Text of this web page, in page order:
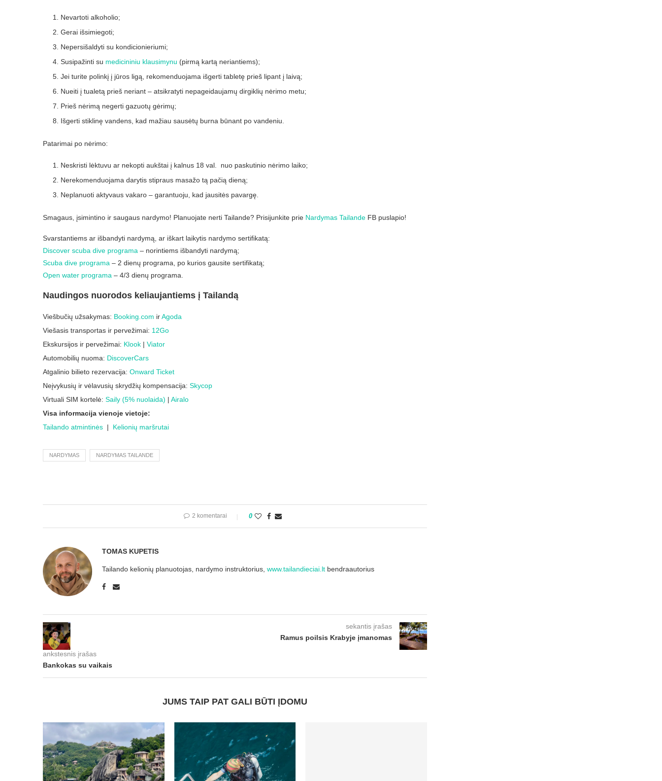
Nevartoti alkoholio;
Gerai išsimiegoti;
Nepersišaldyti su kondicionieriumi;
Susipažinti su medicininiu klausimynu (pirmą kartą neriantiems);
Jei turite polinkį į jūros ligą, rekomenduojama išgerti tabletę prieš lipant į laivą;
Nueiti į tualetą prieš neriant – atsikratyti nepageidaujamų dirgiklių nėrimo metu;
Prieš nėrimą negerti gazuotų gėrimų;
Išgerti stiklinę vandens, kad mažiau sausėtų burna būnant po vandeniu.
Patarimai po nėrimo:
Neskristi lėktuvu ar nekopti aukštai į kalnus 18 val. nuo paskutinio nėrimo laiko;
Nerekomenduojama darytis stipraus masažo tą pačią dieną;
Neplanuoti aktyvaus vakaro – garantuoju, kad jausitės pavargę.
Smagaus, įsimintino ir saugaus nardymo! Planuojate nerti Tailande? Prisijunkite prie Nardymas Tailande FB puslapio!
Svarstantiems ar išbandyti nardymą, ar iškart laikytis nardymo sertifikatą:
Discover scuba dive programa – norintiems išbandyti nardymą;
Scuba dive programa – 2 dienų programa, po kurios gausite sertifikatą;
Open water programa – 4/3 dienų programa.
Naudingos nuorodos keliaujantiems į Tailandą
Viešbučių užsakymas: Booking.com irAgoda
Viešasis transportas ir pervežimai: 12Go
Ekskursijos ir pervežimai: Klook | Viator
Automobilių nuoma: DiscoverCars
Atgalinio bilieto rezervacija: Onward Ticket
Neįvykusių ir vėlavusių skrydžių kompensacija: Skycop
Virtuali SIM kortelė: Saily (5% nuolaida) | Airalo
Visa informacija vienoje vietoje:
Tailando atmintinės | Kelionių maršrutai
NARDYMAS NARDYMAS TAILANDE
2 komentarai 0
TOMAS KUPETIS
Tailando kelionių planuotojas, nardymo instruktorius, www.tailandieciai.lt bendraautorius
ankstesnis įrašas
Bankokas su vaikais
sekantis įrašas
Ramus poilsis Krabyje įmanomas
JUMS TAIP PAT GALI BŪTI ĮDOMU